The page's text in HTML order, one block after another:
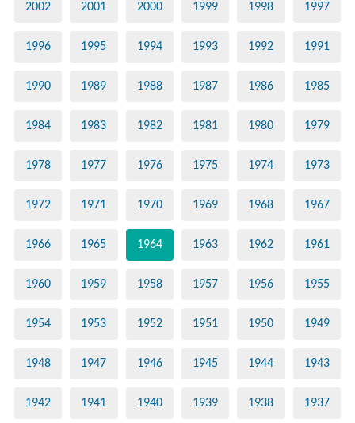
2002 2001 2000 1999 1998 1997
1996 1995 1994 1993 1992 1991
1990 1989 1988 1987 1986 1985
1984 1983 1982 1981 1980 1979
1978 1977 1976 1975 1974 1973
1972 1971 1970 1969 1968 1967
1966 1965 1964 1963 1962 1961
1960 1959 1958 1957 1956 1955
1954 1953 1952 1951 1950 1949
1948 1947 1946 1945 1944 1943
1942 1941 1940 1939 1938 1937